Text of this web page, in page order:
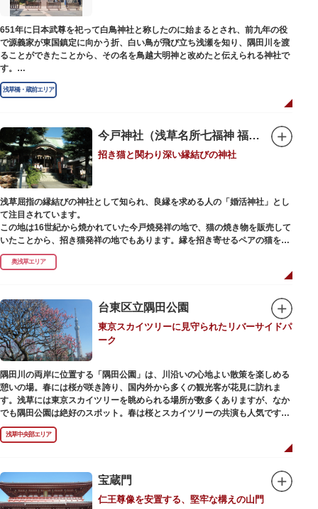
651年に日本武尊を祀って白鳥神社と称したのに始まるとされ、前九年の役
で源義家が東国鎮定に向かう折、白い鳥が飛び立ち浅瀬を知り、隅田川を渡
ることができたことから、その名を鳥越大明神と改めたと伝えられる神社で
す。
江戸時代までは三社の神社から成り、約2万坪の広大な敷地を所領していま
したが、天領からの米を収蔵する蔵や、大名屋敷などを建てるために没収さ
が氏子町内を渡御し、夜の宮入道中では、提灯に照らされた神輿が荘厳かつ
幻想的な光景をつくりだします。例年、数十万人の人出があり、多くの観客
で賑わう蔵前の初夏の風物詩になっています。
社務所では、社紋の七曜紋と月星紋がデザインされた御朱印帳の販売や、鳥
越祭の開催期間中は限定御朱印も頒布されます。
浅草橋・蔵前エリア
今戸神社（浅草名所七福神 福禄寿）
招き猫と関わり深い縁結びの神社
浅草屈指の縁結びの神社として知られ、良縁を求める人の「婚活神社」とし
て注目されています。
この地は16世紀から焼かれていた今戸焼発祥の地で、猫の焼き物を販売して
いたことから、招き猫発祥の地でもあります。縁を招き寄せるペアの猫をモ
チーフにした絵馬や御朱印帳も人気です。
1063（康平6）年、時の奥羽鎮守府源頼朝・義家父子が祈願し鎌倉の鶴ヶ丘
末に活躍した新選組沖田総司の終焉の地の碑も佇んでいます。また、浅草名
所七福神の福禄寿が祀られており、七福神詣りの参拝客でも賑わうスポット
です。
奥浅草エリア
台東区立隅田公園
東京スカイツリーに見守られたリバーサイドパ
ーク
隅田川の両岸に位置する「隅田公園」は、川沿いの心地よい散策を楽しめる
憩いの場。春には桜が咲き誇り、国内外から多くの観光客が花見に訪れま
す。浅草には東京スカイツリーを眺められる場所が数多くありますが、なか
でも隅田公園は絶好のスポット。春は桜とスカイツリーの共演も人気です。
川沿いにある「隅田公園オープンカフェ」は、店舗の一部を屋外にした開放
的なカフェ・レストラン。綺麗な景色を眺めながら、コーヒー片手にのんび
りと過ごしても良いですね。また、クジラの滑り台が目印の「遊具広場」は
身体を動かせます。
隅田川橋梁に設置された全長約160mの「すみだリバーウォーク」は、東京
浅草中央部エリア
宝蔵門
仁王尊像を安置する、堅牢な構えの山門